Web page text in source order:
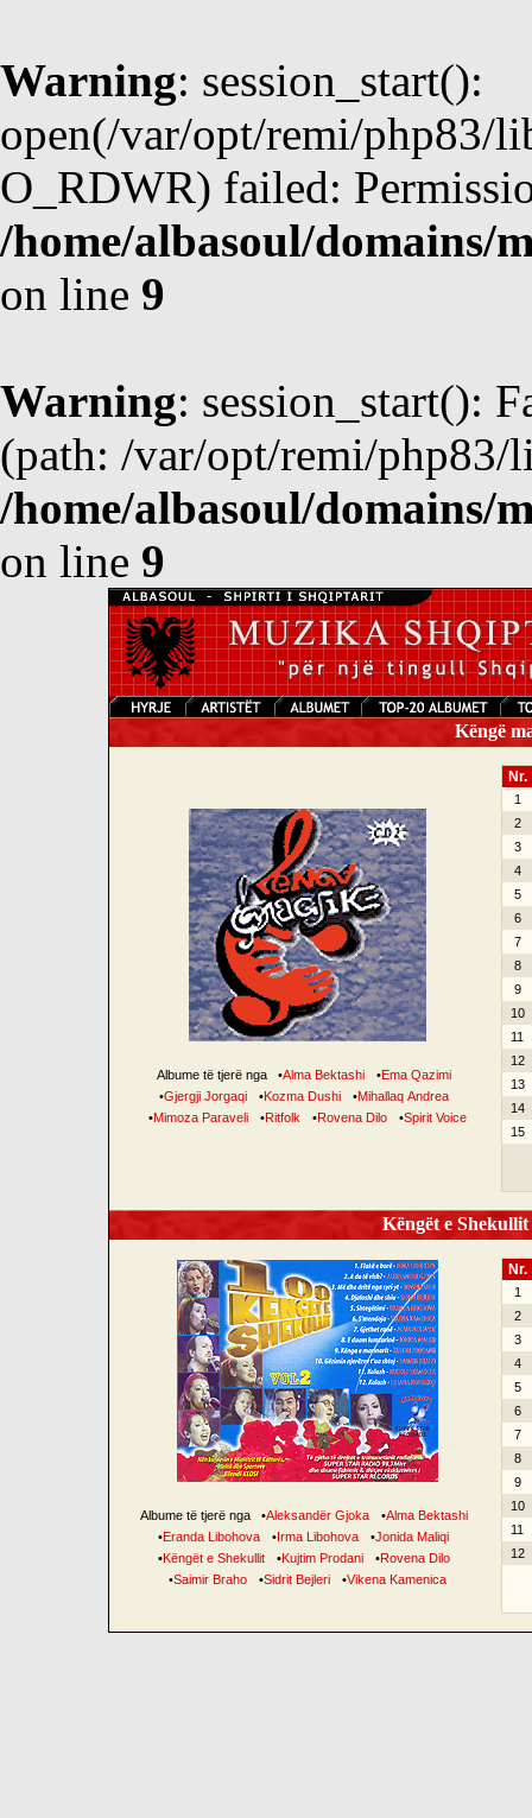
Warning: session_start():
open(/var/opt/remi/php83/
O_RDWR) failed:
/home/albasoul/domains/
on line 9
Warning: session_start():
(path: /var/opt/remi/php83/
/home/albasoul/domains/
on line 9
Këngë
Albume të tjerë nga •Alma Bektashi •Ema Qazimi
•Gjergji Jorgaqi •Kozma Dushi •Mihallaq Andrea
•Mimoza Paraveli •Ritfolk •Rovena Dilo •Spirit Voice
Nr.
1
2
3
4
5
6
7
8
9
10
11
12
13
14
15
Këngët e
Albume të tjerë nga •Aleksandër Gjoka •Alma Bektashi
•Eranda Libohova •Irma Libohova •Jonida Maliqi
•Këngët e Shekullit •Kujtim Prodani •Rovena Dilo
•Saimir Braho •Sidrit Bejleri •Vikena Kamenica
Nr.
1
2
3
4
5
6
7
8
9
10
11
12